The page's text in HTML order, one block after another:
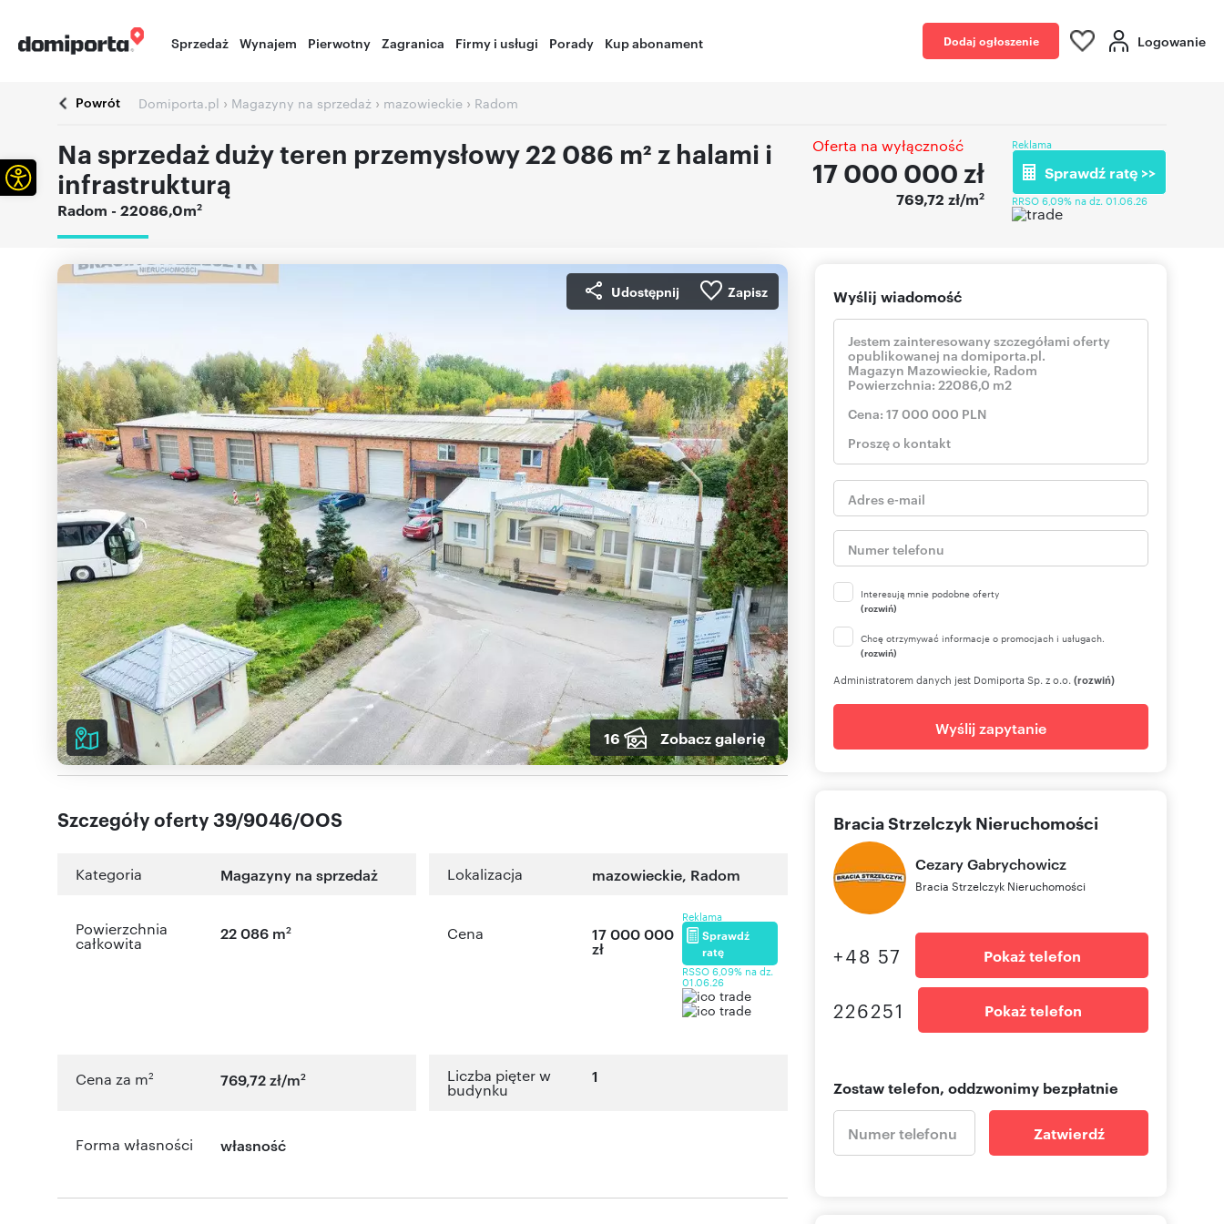
Sprzedaż Wynajem Pierwotny Zagranica Firmy i usługi Porady Kup abonament Dodaj ogłoszenie Logowanie
Powrót Domiporta.pl › Magazyny na sprzedaż › mazowieckie › Radom
Na sprzedaż duży teren przemysłowy 22 086 m² z halami i
infrastrukturą
Radom - 22086,0m2
Oferta na wyłączność
17 000 000 zł
769,72 zł/m2
Reklama
Sprawdź ratę >>
RRSO 6,09% na dz. 01.06.26
Udostępnij Zapisz
16 Zobacz galerię
Szczegóły oferty 39/9046/OOS
Kategoria Magazyny na sprzedaż Lokalizacja mazowieckie, Radom
Powierzchnia
całkowita
22 086 m2 Cena 17 000 000
zł
Reklama
Sprawdź
ratę
RSSO 6,09% na dz.
01.06.26
Cena za m2 769,72 zł/m2 Liczba pięter w
budynku
1
Forma własności własność
Wyślij wiadomość
Interesują mnie podobne oferty
(rozwiń)
Chcę otrzymywać informacje o promocjach i usługach.
(rozwiń)
Administratorem danych jest Domiporta Sp. z o.o. (rozwiń)
Wyślij zapytanie
Bracia Strzelczyk Nieruchomości
CezaryGabrychowicz
Bracia Strzelczyk Nieruchomości
+48 57 Pokaż telefon
226251 Pokaż telefon
Zostaw telefon, oddzwonimy bezpłatnie
Zatwierdź
Otwórz pasek narzędzi